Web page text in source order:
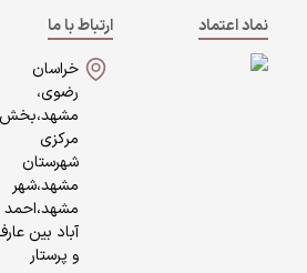
نماد اعتماد
ارتباط با ما
خراسان
رضوی،
مشهد،بخش
مرکزی
شهرستان
مشهد،شهر
مشهد،احمد
آباد بین
و پرستار